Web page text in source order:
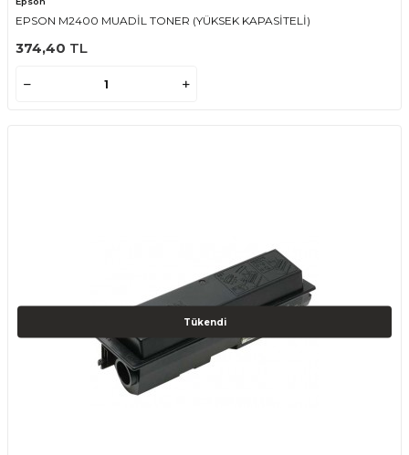
EPSON M2400 MUADİL TONER (YÜKSEK KAPASİTELİ)
374,40 TL
Tükendi